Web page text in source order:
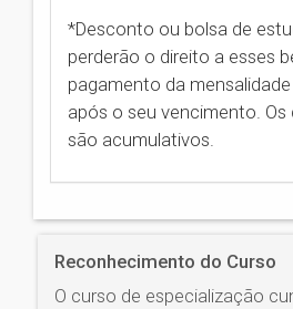
*Desconto ou bolsa de
perderão o direito a esses
pagamento da
após o seu vencimento.
são acumulativos.
Reconhecimento do Curso
O curso de especialização